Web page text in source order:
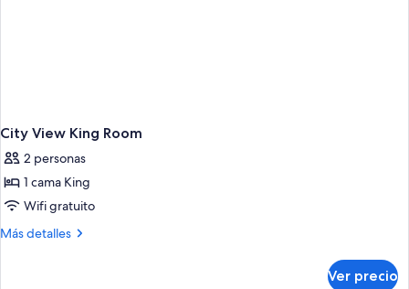
City View King Room
2 personas
1 cama King
Wifi gratuito
Más detalles
Más
Ver precio